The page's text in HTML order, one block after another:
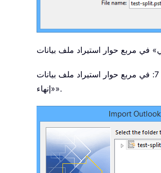
الخطوة 7: في مربع حوار استيراد ملف بيانات Outlook الثاني، فعِّل خيار «استيراد العناصر إلى المجلد نفسه في»، وحدِّد ملف .pst الذي سبق لك فتحه في Outlook، ثم انقر على زر
«إنهاء».